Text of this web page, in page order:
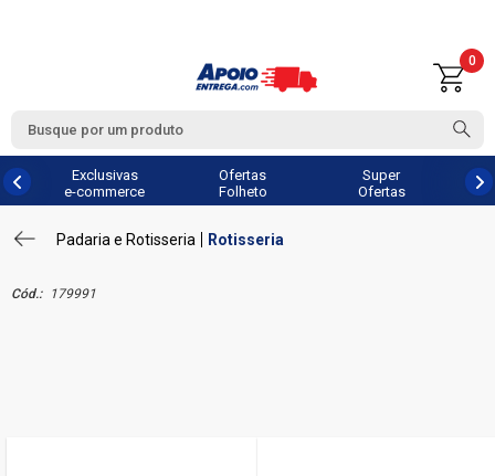
0
Exclusivas
e-commerce
Ofertas
Folheto
Super
Ofertas
Padaria e Rotisseria Rotisseria
Cód.: 179991